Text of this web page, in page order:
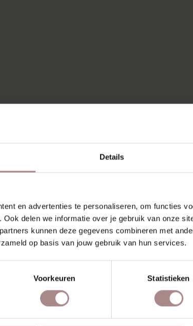
Details
en advertenties te personaliseren, om functies
delen we informatie over je gebruik van onze
kunnen deze gegevens combineren met
op basis van jouw gebruik van hun services.
Voorkeuren Statistieken
VIND JE DIT